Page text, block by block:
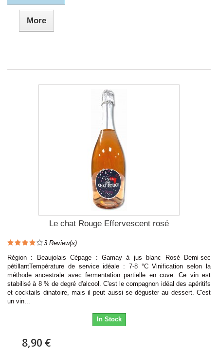
More
Le chat Rouge Effervescent rosé
3 Review(s)
Région : Beaujolais Cépage : Gamay à jus blanc Rosé Demi-sec
pétillantTempérature de service idéale : 7-8 °C Vinification selon la
méthode ancestrale avec fermentation partielle en cuve. Ce vin est
stabilisé à 8 % de degré d'alcool. C'est le compagnon idéal des apéritifs
et cocktails dinatoire, mais il peut aussi se déguster au dessert. C'est
un vin...
In Stock
8,90 €